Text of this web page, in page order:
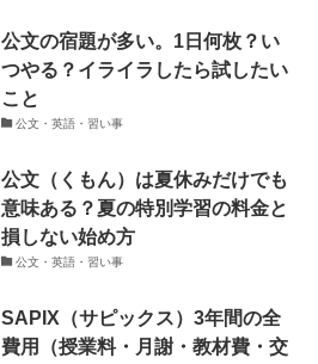
公文の宿題が多い。1日何枚？い
つやる？イライラしたら試したい
こと
公文・英語・習い事
公文（くもん）は夏休みだけでも
意味ある？夏の特別学習の料金と
損しない始め方
公文・英語・習い事
SAPIX（サピックス）3年間の全
費用（授業料・月謝・教材費・交